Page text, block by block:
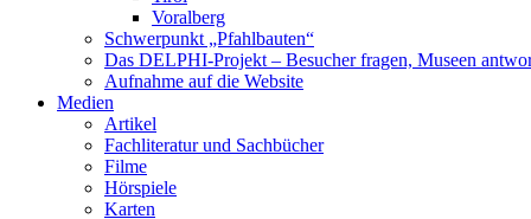
Voralberg
Schwerpunkt „Pfahlbauten“
Das DELPHI-Projekt – Besucher fragen, Museen
Aufnahme auf die Website
Medien
Artikel
Fachliteratur und Sachbücher
Filme
Hörspiele
Karten